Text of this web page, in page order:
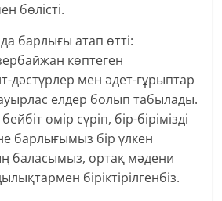
бөлісті.
барлығы атап өтті:
көптеген
дәстүрлер мен әдет-ғұрыптар
елдер болып табылады.
өмір сүріп, бір-бірімізді
барлығымыз бір үлкен
баласымыз, ортақ мәдени
біріктірілгенбіз.